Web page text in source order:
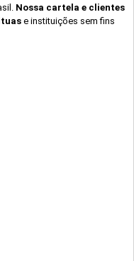
Nossa cartela e clientes
e instituições sem fins